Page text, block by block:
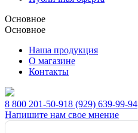
Основное
Основное
Наша продукция
О магазине
Контакты
8 800 201-50-918 (929) 639-99-94
Напишите нам свое мнение